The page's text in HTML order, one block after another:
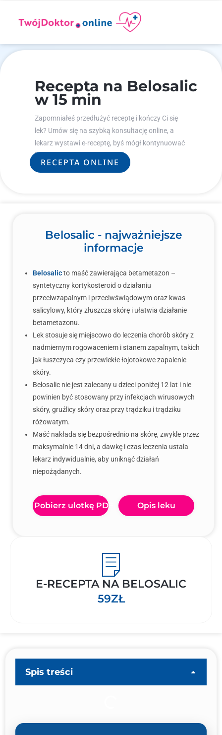
Recepta na Belosalic
w 15 min
Zapomniałeś przedłużyć receptę i kończy Ci się
lek? Umów się na szybką konsultację online, a
lekarz wystawi e-receptę, byś mógł kontynuować
leczenie.
RECEPTA ONLINE
Belosalic - najważniejsze
informacje
Belosalicto maść zawierająca betametazon –
syntetyczny kortykosteroid o działaniu
przeciwzapalnym i przeciwświądowym oraz kwas
salicylowy, który złuszcza skórę i ułatwia działanie
betametazonu.
Lek stosuje się miejscowo do leczenia chorób skóry z
nadmiernym rogowaceniem i stanem zapalnym, takich
jak łuszczyca czy przewlekłe łojotokowe zapalenie
skóry.
Belosalic nie jest zalecany u dzieci poniżej 12 lat i nie
powinien być stosowany przy infekcjach wirusowych
skóry, gruźlicy skóry oraz przy trądziku i trądziku
różowatym.
Maść nakłada się bezpośrednio na skórę, zwykle przez
maksymalnie 14 dni, a dawkę i czas leczenia ustala
lekarz indywidualnie, aby uniknąć działań
niepożądanych.
Pobierz ulotkę PDF Opis leku
E-RECEPTA NA BELOSALIC
59ZŁ
Spis treści